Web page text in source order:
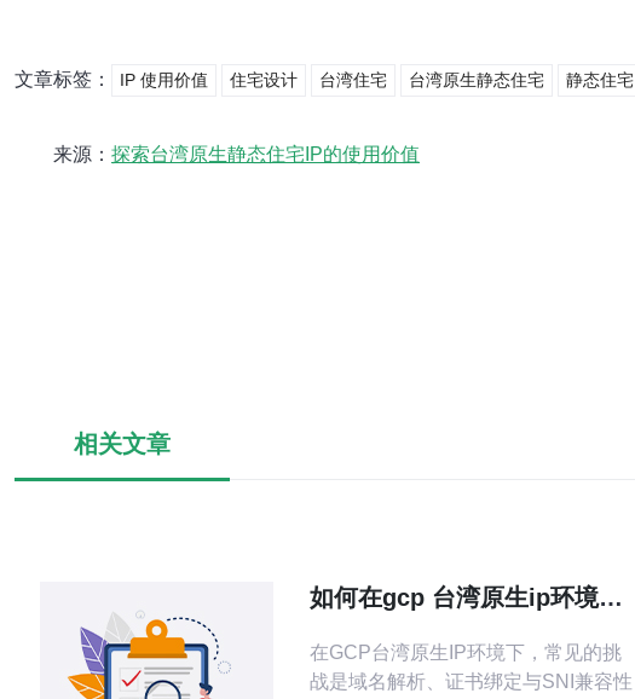
文章标签： IP 使用价值 住宅设计 台湾住宅 台湾原生静态住宅 静态住宅
来源： 探索台湾原生静态住宅IP的使用价值
相关文章
如何在gcp 台湾原生ip环境下
在GCP台湾原生IP环境下，常见的挑
战是域名解析、证书绑定与SNI兼容性